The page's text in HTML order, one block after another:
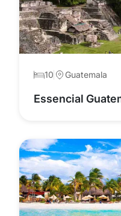
10 Guatemala
Essencial